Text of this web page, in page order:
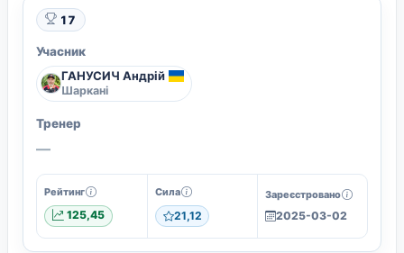
17
Учасник
ГАНУСИЧ Андрій
Шаркані
Тренер
—
Рейтинг
125,45
Сила
21,12
Зареєстровано
2025-03-02